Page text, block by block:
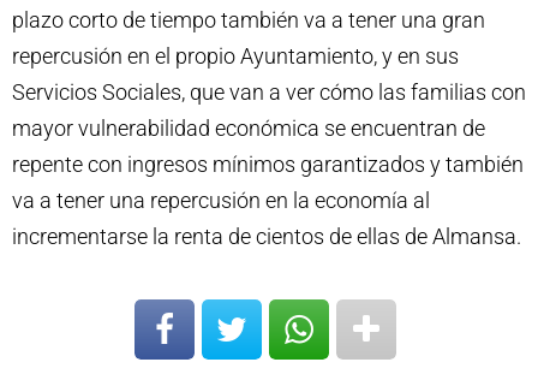
plazo corto de tiempo también va a tener una gran
repercusión en el propio Ayuntamiento, y en sus
Servicios Sociales, que van a ver cómo las familias con
mayor vulnerabilidad económica se encuentran de
repente con ingresos mínimos garantizados y también
va a tener una repercusión en la economía al
incrementarse la renta de cientos de ellas de Almansa.